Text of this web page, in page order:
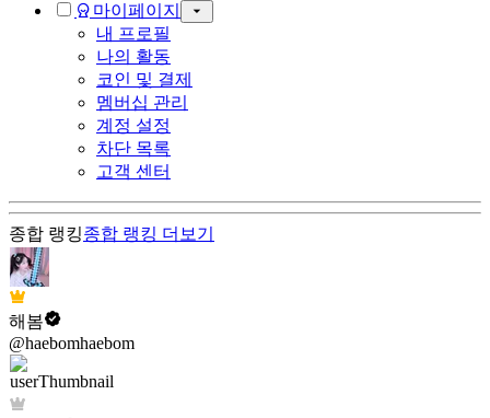
마이페이지
내 프로필
나의 활동
코인 및 결제
멤버십 관리
계정 설정
차단 목록
고객 센터
종합 랭킹종합 랭킹 더보기
해봄
@haebomhaebom